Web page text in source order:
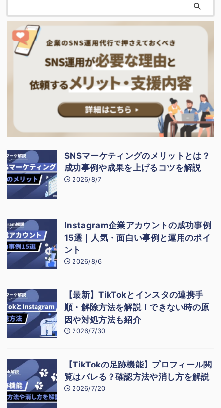
SNSマーケティングのメリットとは？
成功事例や成果を上げるコツを解説
2026/8/7
Instagram企業アカウントの成功事例
15選｜人気・面白い事例と運用のポイ
ント
2026/8/6
【最新】TikTokとインスタの連携手
順・解除方法を解説！できない時の原
因や対処方法も紹介
2026/7/30
【TikTokの足跡機能】プロフィール閲
覧はバレる？確認方法や消し方を解説
2026/7/20